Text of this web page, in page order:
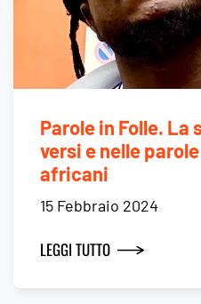
Parole in Folle. La
versi e nelle
africani
15 Febbraio 2024
LEGGI TUTTO